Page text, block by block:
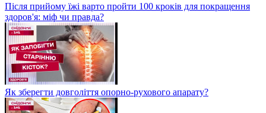
Після прийому їжі варто пройти 100 кроків для покращення
здоров'я: міф чи правда?
Як зберегти довголіття опорно-рухового апарату?